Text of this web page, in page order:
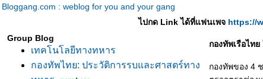
Bloggang.com : weblog for you and your gang
ไปกด Link ได้ที่แฟนเพจ https://
Group Blog
เทคโนโลยีทางทหาร
กองทัพไทย: ประวัติการรบและศาสตร์ทาง
กองทัพเรือไท
กองทัพของ 4